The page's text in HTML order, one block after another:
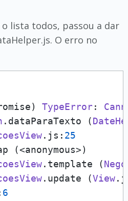
lista todos, passou a dar
O erro no
TypeError:
. dataParaTexto (
. js : 25
(<anonymous>)
. template (
. update (View.
6